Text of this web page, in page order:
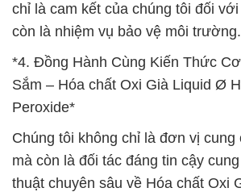
chỉ là cam kết của chúng tôi đối
còn là nhiệm vụ bảo vệ môi trường.
*4. Đồng Hành Cùng Kiến Thức
Sắm – Hóa chất Oxi Già Liquid Ø
Peroxide*
Chúng tôi không chỉ là đơn vị cung
mà còn là đối tác đáng tin cậy
thuật chuyên sâu về Hóa chất Oxi